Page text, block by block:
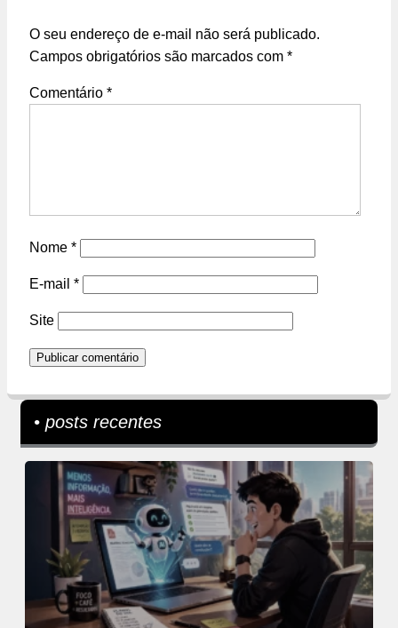
O seu endereço de e-mail não será publicado.
Campos obrigatórios são marcados com *
Comentário *
Nome *
E-mail *
Site
• posts recentes